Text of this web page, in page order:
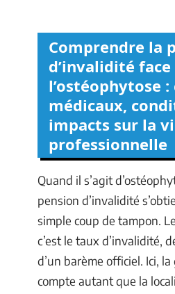
Comprendre la
d’invalidité face
l’ostéophytose
médicaux,
impacts sur la
professionnelle
Quand il s’agit
pension d’invalidité
simple coup de tampon.
c’est le taux d’invalidité,
d’un barème officiel. Ici,
compte autant que la